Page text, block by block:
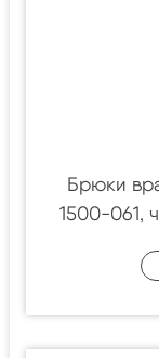
Брюки
1500-061,